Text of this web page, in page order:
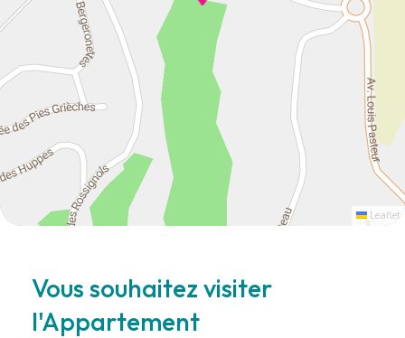
Leaflet
Vous souhaitez visiter
l'Appartement